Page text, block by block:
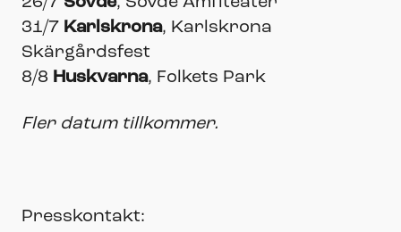
31/7 Karlskrona, Karlskrona
Skärgårdsfest
8/8 Huskvarna, Folkets Park
Fler datum tillkommer.
Presskontakt: